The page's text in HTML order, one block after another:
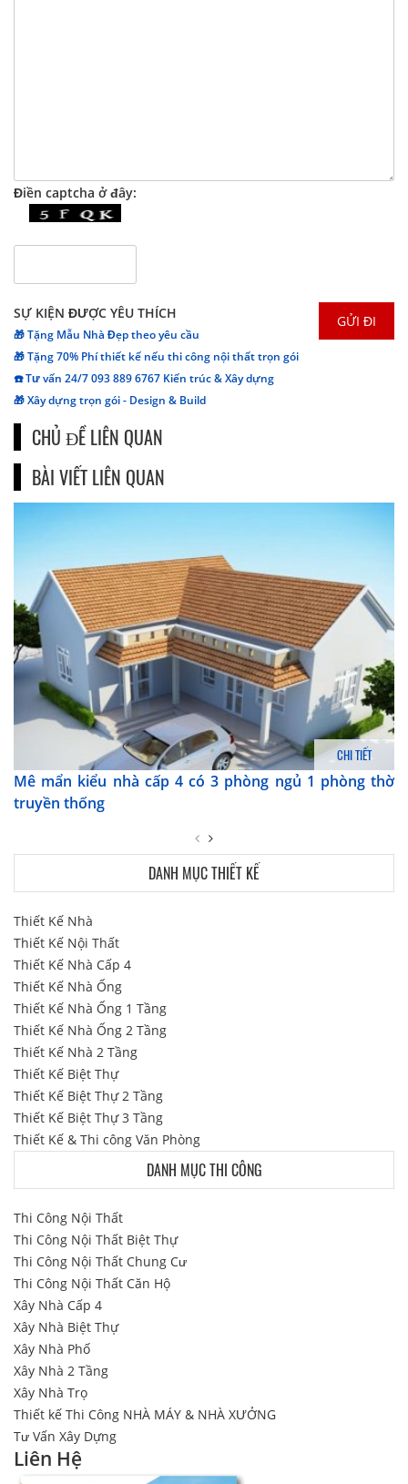
Điền captcha ở đây:
SỰ KIỆN ĐƯỢC YÊU THÍCH
🎁 Tặng Mẫu Nhà Đẹp theo yêu cầu
🎁 Tặng 70% Phí thiết kế nếu thi công nội thất trọn gói
☎️ Tư vấn 24/7 093 889 6767 Kiến trúc & Xây dựng
🎁 Xây dựng trọn gói - Design & Build
CHỦ ĐỀ LIÊN QUAN
BÀI VIẾT LIÊN QUAN
CHI TIẾT
Mê mẩn kiểu nhà cấp 4 có 3 phòng ngủ 1 phòng thờ
truyền thống
DANH MỤC THIẾT KẾ
Thiết Kế Nhà
Thiết Kế Nội Thất
Thiết Kế Nhà Cấp 4
Thiết Kế Nhà Ống
Thiết Kế Nhà Ống 1 Tầng
Thiết Kế Nhà Ống 2 Tầng
Thiết Kế Nhà 2 Tầng
Thiết Kế Biệt Thự
Thiết Kế Biệt Thự 2 Tầng
Thiết Kế Biệt Thự 3 Tầng
Thiết Kế & Thi công Văn Phòng
DANH MỤC THI CÔNG
Thi Công Nội Thất
Thi Công Nội Thất Biệt Thự
Thi Công Nội Thất Chung Cư
Thi Công Nội Thất Căn Hộ
Xây Nhà Cấp 4
Xây Nhà Biệt Thự
Xây Nhà Phố
Xây Nhà 2 Tầng
Xây Nhà Trọ
Thiết kế Thi Công NHÀ MÁY & NHÀ XƯỞNG
Tư Vấn Xây Dựng
Liên Hệ